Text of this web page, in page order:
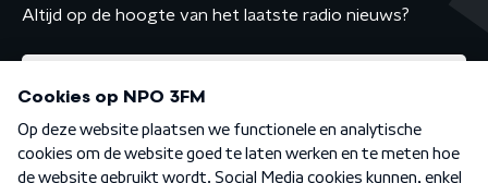
Altijd op de hoogte van het laatste radio nieuws?